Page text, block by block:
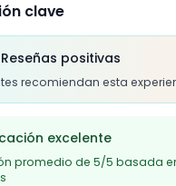
clave
Reseñas positivas
recomiendan esta
excelente
promedio de 5/5 basada